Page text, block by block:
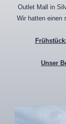
Outlet Mall in
Wir hatten einen
Frühstück:
Unser